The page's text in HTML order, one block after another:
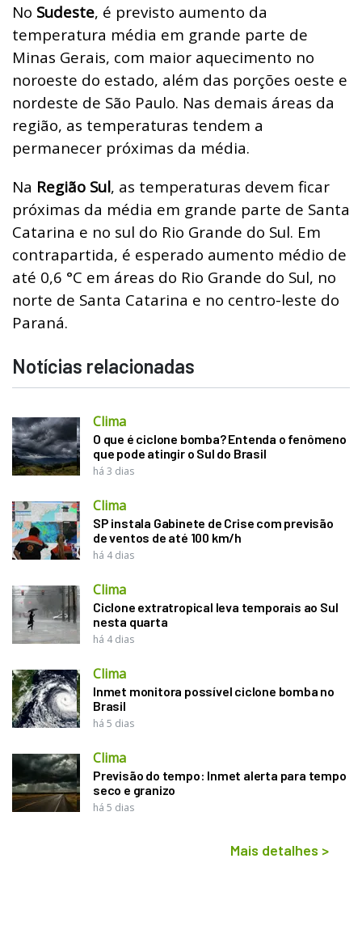
No Sudeste, é previsto aumento da
temperatura média em grande parte de
Minas Gerais, com maior aquecimento no
noroeste do estado, além das porções oeste e
nordeste de São Paulo. Nas demais áreas da
região, as temperaturas tendem a
permanecer próximas da média.
Na Região Sul, as temperaturas devem ficar
próximas da média em grande parte de Santa
Catarina e no sul do Rio Grande do Sul. Em
contrapartida, é esperado aumento médio de
até 0,6 °C em áreas do Rio Grande do Sul, no
norte de Santa Catarina e no centro-leste do
Paraná.
Notícias relacionadas
Clima
O que é ciclone bomba? Entenda o fenômeno
que pode atingir o Sul do Brasil
há 3 dias
Clima
SP instala Gabinete de Crise com previsão
de ventos de até 100 km/h
há 4 dias
Clima
Ciclone extratropical leva temporais ao Sul
nesta quarta
há 4 dias
Clima
Inmet monitora possível ciclone bomba no
Brasil
há 5 dias
Clima
Previsão do tempo: Inmet alerta para tempo
seco e granizo
há 5 dias
Mais detalhes >